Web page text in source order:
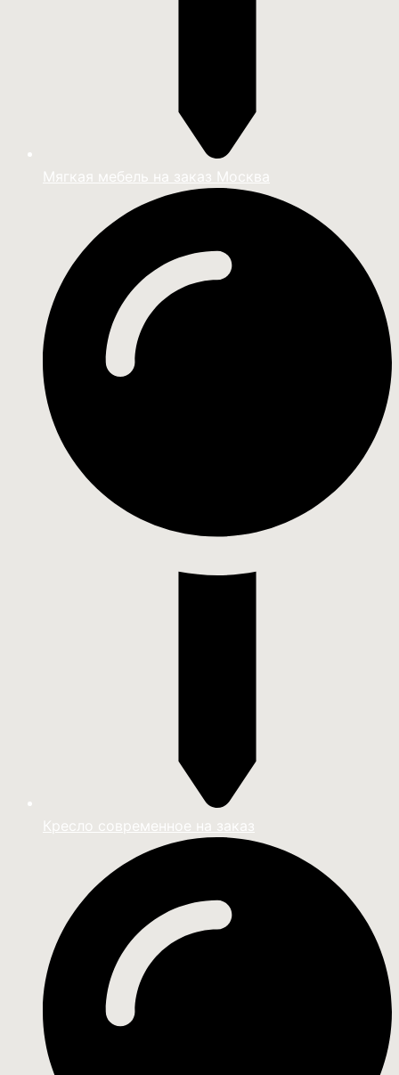
Мягкая мебель на заказ Москва
Кресло современное на заказ